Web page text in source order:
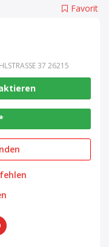
Favorit
37 26215